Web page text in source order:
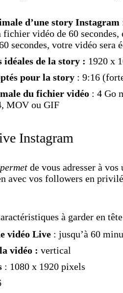
d’une story Instagram
fichier vidéo de 60
secondes, votre vidéo sera
idéales de la story : 1920 x
pour la story : 9:16
du fichier vidéo : 4 Go
MOV ou GIF
Instagram
de vous adresser à
avec vos followers en
à garder en
vidéo Live : jusqu’à 60
vidéo : vertical
: 1080 x 1920 pixels